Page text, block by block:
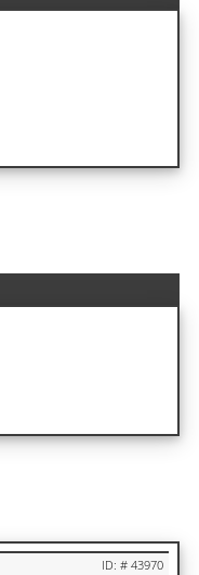
ID: # 43970